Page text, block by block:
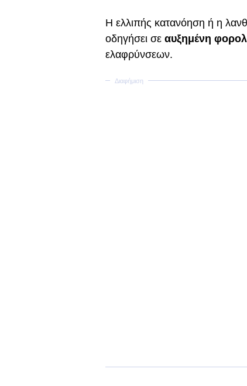
Η ελλιπής κατανόηση ή η
οδηγήσει σεαυξημένη
ελαφρύνσεων.